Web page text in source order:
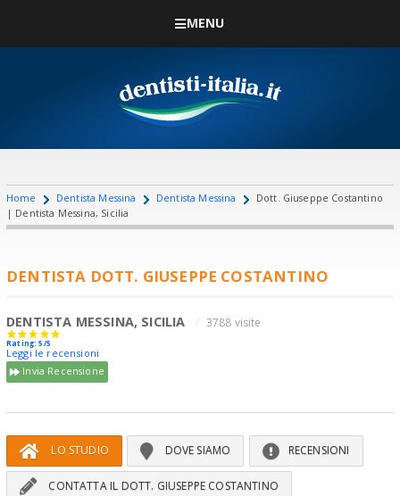
MENU
Home Dentista Messina Dentista Messina
Dott. Giuseppe Costantino
| Dentista Messina, Sicilia
DENTISTA DOTT. GIUSEPPE COSTANTINO
DENTISTA MESSINA, SICILIA 3788 visite
Rating: 5/5
Leggi le recensioni
Invia Recensione
LO STUDIO DOVE SIAMO RECENSIONI
CONTATTA IL DOTT. GIUSEPPE COSTANTINO